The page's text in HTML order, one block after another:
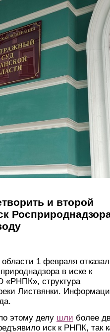
и второй
1 февраля отказал
в иске к
«РНПК», структура
Листвянки.
этому делу шли более
иск к РНПК, так